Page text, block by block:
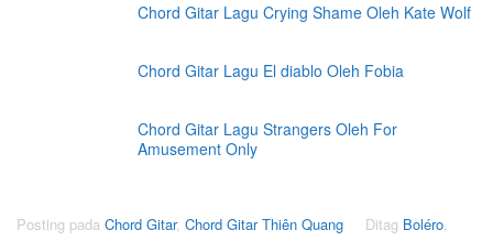
Chord Gitar Lagu Crying Shame Oleh Kate Wolf
Chord Gitar Lagu El diablo Oleh Fobia
Chord Gitar Lagu Strangers Oleh For
Amusement Only
Posting pada Chord Gitar, Chord Gitar Thiên Quang Ditag Boléro,